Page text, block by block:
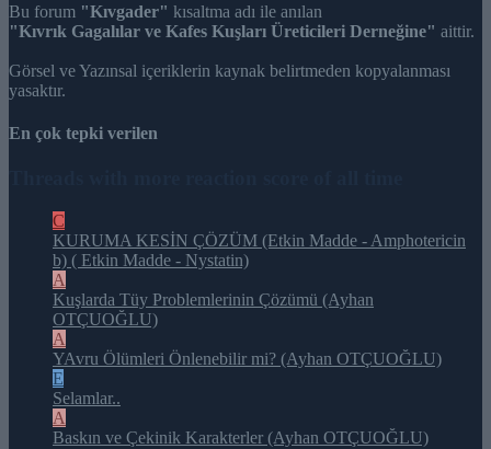
Bu forum "Kıvgader" kısaltma adı ile anılan
"Kıvrık Gagalılar ve Kafes Kuşları Üreticileri Derneğine" aittir.
Görsel ve Yazınsal içeriklerin kaynak belirtmeden kopyalanması
yasaktır.
En çok tepki verilen
C
KURUMA KESİN ÇÖZÜM (Etkin Madde - Amphotericin
b) ( Etkin Madde - Nystatin)
A
Kuşlarda Tüy Problemlerinin Çözümü (Ayhan
OTÇUOĞLU)
A
YAvru Ölümleri Önlenebilir mi? (Ayhan OTÇUOĞLU)
E
Selamlar..
A
Baskın ve Çekinik Karakterler (Ayhan OTÇUOĞLU)